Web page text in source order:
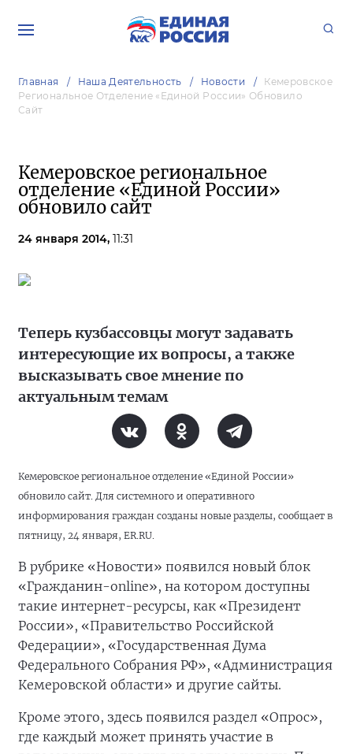
Главная Наша Деятельность Новости
Кемеровское
Региональное Отделение «Единой России» Обновило
Сайт
Кемеровское региональное
отделение «Единой России»
обновило сайт
24 января 2014, 11:31
Теперь кузбассовцы могут задавать
интересующие их вопросы, а также
высказывать свое мнение по
актуальным темам
Кемеровское региональное отделение «Единой России»
обновило сайт. Для системного и оперативного
информирования граждан созданы новые разделы, сообщает в
пятницу, 24 января, ER.RU.
В рубрике «Новости» появился новый блок
«Гражданин-online», на котором доступны
такие интернет-ресурсы, как «Президент
России», «Правительство Российской
Федерации», «Государственная Дума
Федерального Собрания РФ», «Администрация
Кемеровской области» и другие сайты.
Кроме этого, здесь появился раздел «Опрос»,
где каждый может принять участие в